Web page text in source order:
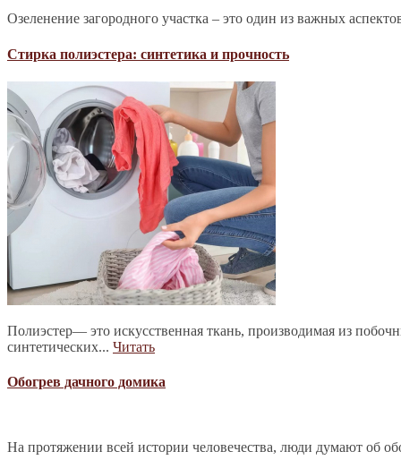
Озеленение загородного участка – это один из важных
Стирка полиэстера: синтетика и прочность
Полиэстер— это искусственная ткань, производимая из
синтетических... Читать
Обогрев дачного домика
На протяжении всей истории человечества, люди думают об